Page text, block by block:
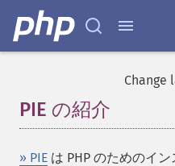
Change
PIE の紹介
» PIE は PHP のためのイ